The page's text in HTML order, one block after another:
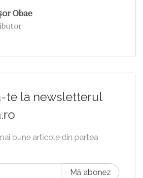
Obae
te la newsletterul
bune articole din partea
Mă abonez